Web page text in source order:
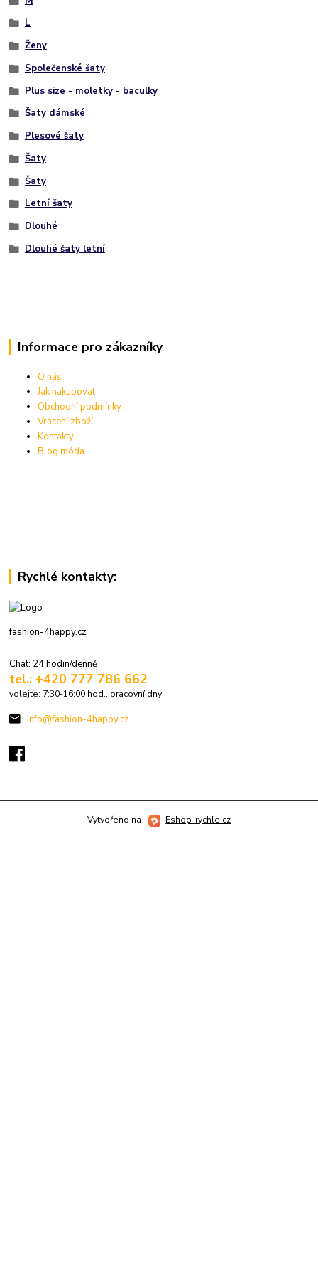
L
Ženy
Společenské šaty
Plus size - moletky - baculky
Šaty dámské
Plesové šaty
Šaty
Šaty
Letní šaty
Dlouhé
Dlouhé šaty letní
Informace pro zákazníky
O nás
Jak nakupovat
Obchodní podmínky
Vrácení zboží
Kontakty
Blog móda
Rychlé kontakty:
fashion-4happy.cz
Chat: 24 hodin/denně
tel.: +420 777 786 662
volejte: 7:30-16:00 hod., pracovní dny
info@fashion-4happy.cz
Vytvořeno na Eshop-rychle.cz